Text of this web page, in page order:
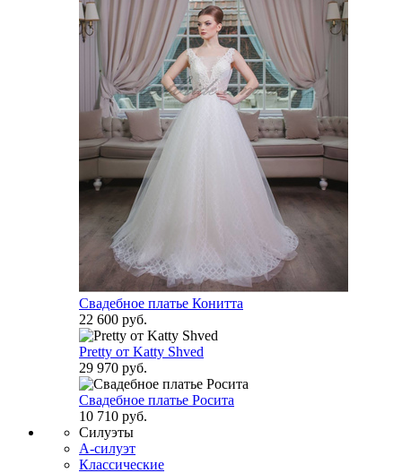
Свадебное платье Конитта
22 600 руб.
Pretty от Katty Shved
29 970 руб.
Свадебное платье Росита
10 710 руб.
Силуэты
А-силуэт
Классические